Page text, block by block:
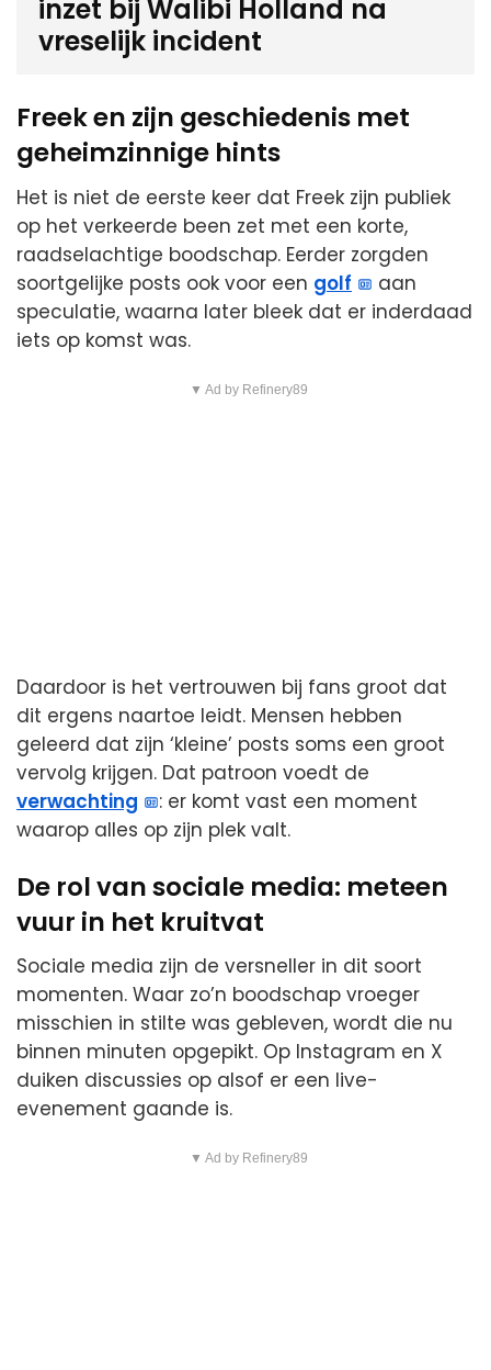
inzet bij Walibi Holland na
vreselijk incident
Freek en zijn geschiedenis met
geheimzinnige hints
Het is niet de eerste keer dat Freek zijn publiek
op het verkeerde been zet met een korte,
raadselachtige boodschap. Eerder zorgden
soortgelijke posts ook voor een golf
aan
speculatie, waarna later bleek dat er inderdaad
iets op komst was.
▼ Ad by Refinery89
Daardoor is het vertrouwen bij fans groot dat
dit ergens naartoe leidt. Mensen hebben
geleerd dat zijn ‘kleine’ posts soms een groot
vervolg krijgen. Dat patroon voedt de
verwachting
: er komt vast een moment
waarop alles op zijn plek valt.
De rol van sociale media: meteen
vuur in het kruitvat
Sociale media zijn de versneller in dit soort
momenten. Waar zo’n boodschap vroeger
misschien in stilte was gebleven, wordt die nu
binnen minuten opgepikt. Op Instagram en X
duiken discussies op alsof er een live-
evenement gaande is.
▼ Ad by Refinery89